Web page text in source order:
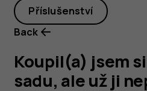
už
ji
Příslušenství
Back
Koupil(a) jsem
sadu, ale už ji